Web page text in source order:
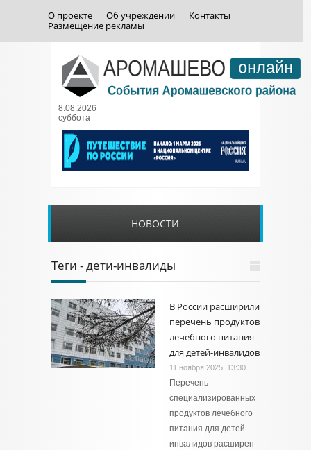
О проекте Об учреждении
Контакты
Размещение рекламы
8.08.2026
суббота
НОВОСТИ
Теги - дети-инвалиды
В России расширили
перечень продуктов
лечебного питания
для детей-инвалидов
11 ноября 2025, 13:30
Перечень
специализированных
продуктов лечебного
питания для детей-
инвалидов расширен